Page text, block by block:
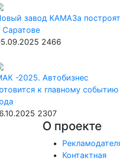
завод КАМАЗа построят
Саратове
2466
-2025. Автобизнес
к главному событию
2307
О проекте
Контактная